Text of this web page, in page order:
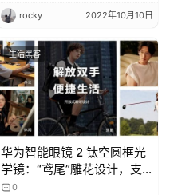
rocky 2022年10月10日
生活黑客
华为智能眼镜 2 钛空圆框光
学镜：“鸢尾”雕花设计，支
持同声传译
0